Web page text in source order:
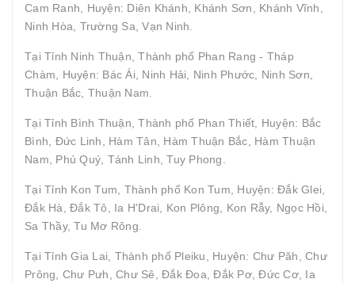
Cam Ranh, Huyện: Diên Khánh, Khánh Sơn, Khánh Vĩnh,
Ninh Hòa, Trường Sa, Vạn Ninh.
Tại Tỉnh Ninh Thuận, Thành phố Phan Rang - Tháp
Chàm, Huyện: Bác Ái, Ninh Hải, Ninh Phước, Ninh Sơn,
Thuận Bắc, Thuận Nam.
Tại Tỉnh Bình Thuận, Thành phố Phan Thiết, Huyện: Bắc
Bình, Đức Linh, Hàm Tân, Hàm Thuận Bắc, Hàm Thuận
Nam, Phú Quý, Tánh Linh, Tuy Phong.
Tại Tỉnh Kon Tum, Thành phố Kon Tum, Huyện: Đắk Glei,
Đắk Hà, Đắk Tô, Ia H'Drai, Kon Plông, Kon Rẫy, Ngọc Hồi,
Sa Thầy, Tu Mơ Rông.
Tại Tỉnh Gia Lai, Thành phố Pleiku, Huyện: Chư Păh, Chư
Prông, Chư Pưh, Chư Sê, Đắk Đoa, Đắk Pơ, Đức Cơ, Ia